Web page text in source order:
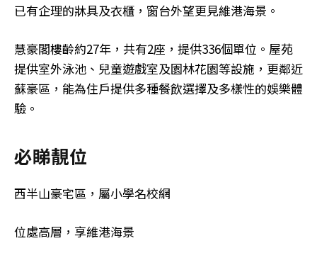
已有企理的牀具及衣櫃，窗台外望更見維港海景。
慧豪閣樓齡約27年，共有2座，提供336個單位。屋苑
提供室外泳池、兒童遊戲室及園林花園等設施，更鄰近
蘇豪區，能為住戶提供多種餐飲選擇及多樣性的娛樂體
驗。
必睇靚位
西半山豪宅區，屬小學名校網
位處高層，享維港海景